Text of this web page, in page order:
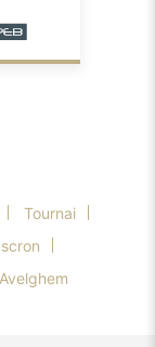
Tournai
Avelghem